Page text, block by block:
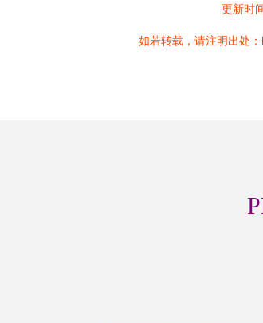
更新时
如若转载，请注明出处